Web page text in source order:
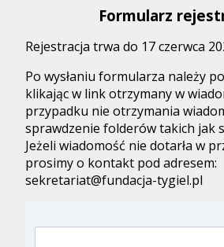
Formularz
Rejestracja trwa do 17 czerwca
Po wysłaniu formularza należy
klikając w link otrzymany w
przypadku nie otrzymania
sprawdzenie folderów takich jak
Jeżeli wiadomość nie dotarła w
prosimy o kontakt pod adresem:
sekretariat@fundacja-tygiel.pl